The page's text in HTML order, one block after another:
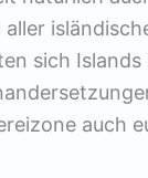
sich Islands
auch